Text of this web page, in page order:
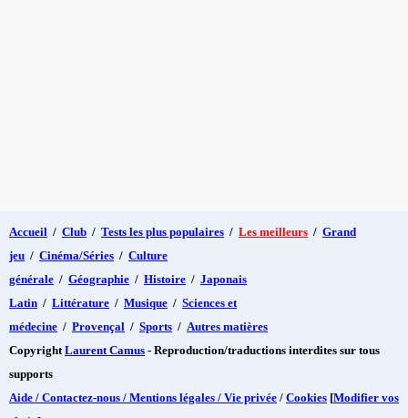
Accueil / Club / Tests les plus populaires / Les meilleurs / Grand
jeu / Cinéma/Séries / Culture
générale / Géographie / Histoire / Japonais
Latin / Littérature / Musique / Sciences et
médecine / Provençal / Sports / Autres matières
Copyright Laurent Camus - Reproduction/traductions interdites sur tous
supports
Aide / Contactez-nous / Mentions légales / Vie privée / Cookies [Modifier vos